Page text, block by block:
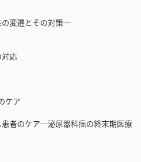
変遷とその対策─
応
ケア
者のケア─泌尿器科癌の終末期医療